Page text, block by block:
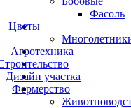
Фасоль
Цветы
Агротехника
Дизайн участка
Фермерство